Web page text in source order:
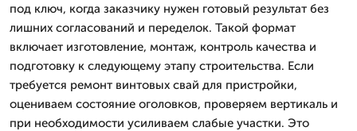
под ключ, когда заказчику нужен готовый результат без
лишних согласований и переделок. Такой формат
включает изготовление, монтаж, контроль качества и
подготовку к следующему этапу строительства. Если
требуется ремонт винтовых свай для пристройки,
оцениваем состояние оголовков, проверяем вертикаль и
при необходимости усиливаем слабые участки. Это